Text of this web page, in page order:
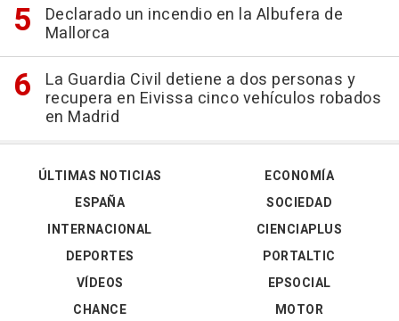
Declarado un incendio en la Albufera de
Mallorca
La Guardia Civil detiene a dos personas y
recupera en Eivissa cinco vehículos robados
en Madrid
ÚLTIMAS NOTICIAS
ESPAÑA
INTERNACIONAL
DEPORTES
VÍDEOS
ECONOMÍA
SOCIEDAD
CIENCIAPLUS
PORTALTIC
EPSOCIAL
CHANCE
MOTOR